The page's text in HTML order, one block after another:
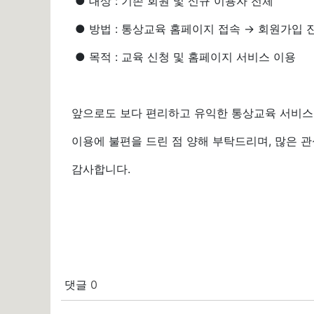
● 방법 : 통상교육 홈페이지 접속 → 회원가입
● 목적 : 교육 신청 및 홈페이지 서비스 이용
앞으로도 보다 편리하고 유익한 통상교육 서비
이용에 불편을 드린 점 양해 부탁드리며, 많은
감사합니다.
댓글 0